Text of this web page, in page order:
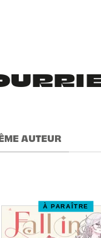
AUTEUR
À PARAÎTRE